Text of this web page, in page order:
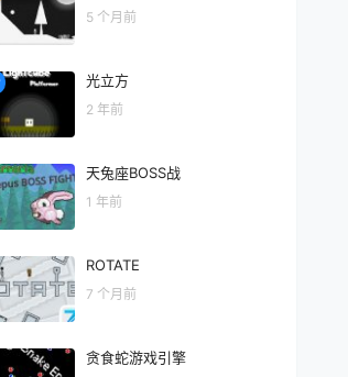
5 个月前
光立方
2 年前
天兔座BOSS战
1 年前
ROTAT­­E
7 个月前
贪食蛇游戏引擎